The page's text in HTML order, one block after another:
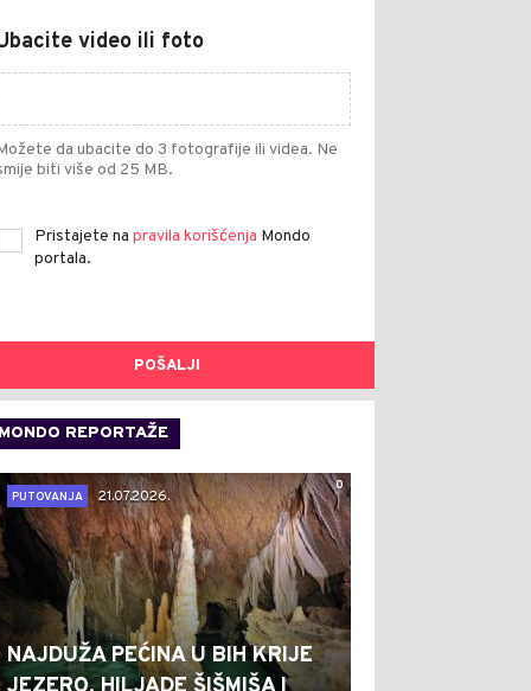
video ili foto
da ubacite do 3 fotografije ili videa. Ne
biti više od 25 MB.
Pristajete na pravila korišćenja Mondo
portala.
POŠALJI
MONDO REPORTAŽE
0
PUTOVANJA
21.07.2026.
NAJDUŽA PEĆINA U BIH KRIJE